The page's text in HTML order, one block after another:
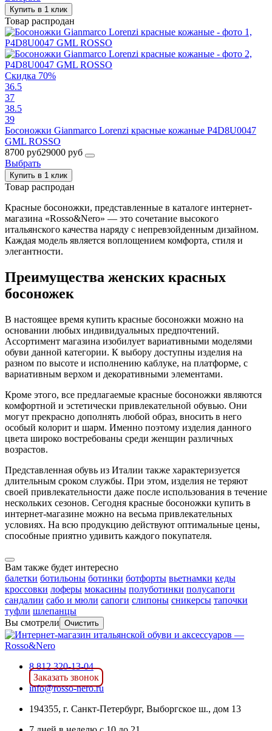
Купить в 1 клик
Товар распродан
Скидка 70%
36.5
37
38.5
39
Босоножки Gianmarco Lorenzi красные кожаные P4D8U0047
GML ROSSO
8700 руб29000 руб
Выбрать
Купить в 1 клик
Товар распродан
Красные босоножки, представленные в каталоге интернет-
магазина «Rosso&Nero» — это сочетание высокого
итальянского качества наряду с непревзойденным дизайном.
Каждая модель является воплощением комфорта, стиля и
элегантности.
Преимущества женских красных
босоножек
В настоящее время купить красные босоножки можно на
основании любых индивидуальных предпочтений.
Ассортимент магазина изобилует вариативными моделями
обуви данной категории. К выбору доступны изделия на
разном по высоте и исполнению каблуке, на платформе, с
вариативным верхом и декоративными элементами.
Кроме этого, все предлагаемые красные босоножки являются
комфортной и эстетически привлекательной обувью. Они
могут прекрасно дополнять любой образ, вносить в него
особый колорит и шарм. Именно поэтому изделия данного
цвета широко востребованы среди женщин различных
возрастов.
Представленная обувь из Италии также характеризуется
длительным сроком службы. При этом, изделия не теряют
своей привлекательности даже после использования в течение
нескольких сезонов. Сегодня красные босоножки купить в
интернет-магазине можно на весьма привлекательных
условиях. На всю продукцию действуют оптимальные цены,
способные приятно удивить каждого покупателя.
Вам также будет интересно
балетки ботильоны ботинки ботфорты вьетнамки кеды
кроссовки лоферы мокасины полуботинки полусапоги
сандалии сабо и мюли сапоги слипоны сникерсы тапочки
туфли шлепанцы
Вы смотрели Очистить
8 812 320-13-04
Заказать звонок
info@rosso-nero.ru
194355, г. Санкт-Петербург, Выборгское ш., дом 13